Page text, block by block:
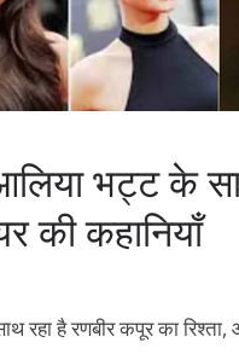
भट्ट के
कहानियाँ